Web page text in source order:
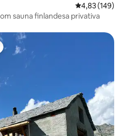
4,83 de uma
4,83 (149)
sauna finlandesa privativa